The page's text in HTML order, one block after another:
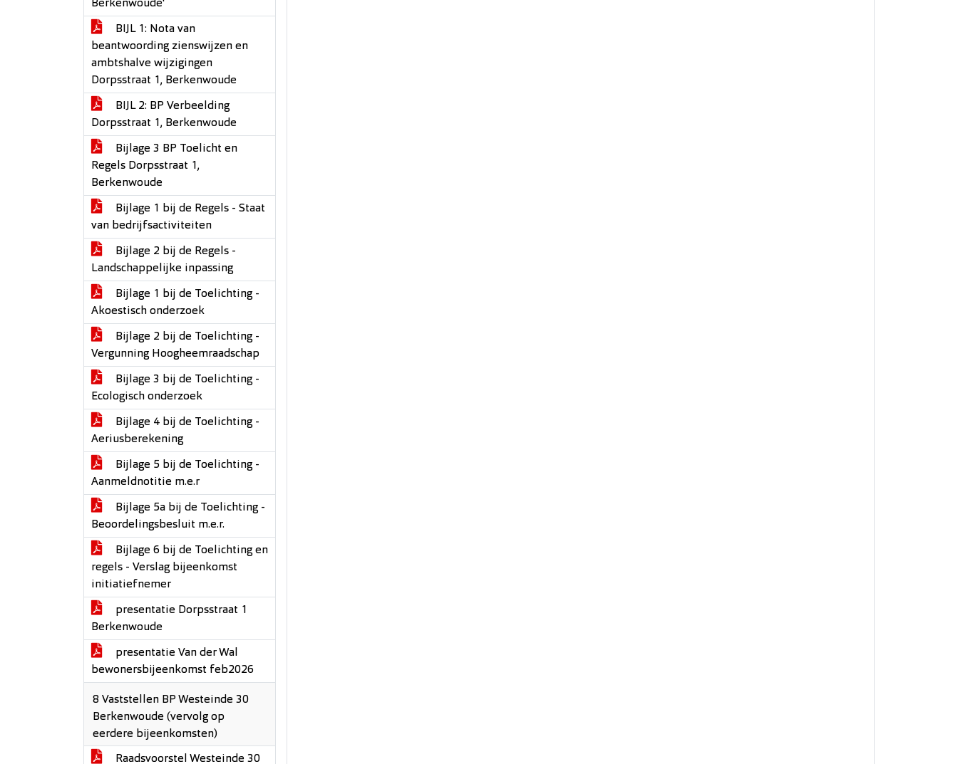
Berkenwoude'
BIJL 1: Nota van
beantwoording zienswijzen en
ambtshalve wijzigingen
Dorpsstraat 1, Berkenwoude
BIJL 2: BP Verbeelding
Dorpsstraat 1, Berkenwoude
Bijlage 3 BP Toelicht en
Regels Dorpsstraat 1,
Berkenwoude
Bijlage 1 bij de Regels - Staat
van bedrijfsactiviteiten
Bijlage 2 bij de Regels -
Landschappelijke inpassing
Bijlage 1 bij de Toelichting -
Akoestisch onderzoek
Bijlage 2 bij de Toelichting -
Vergunning Hoogheemraadschap
Bijlage 3 bij de Toelichting -
Ecologisch onderzoek
Bijlage 4 bij de Toelichting -
Aeriusberekening
Bijlage 5 bij de Toelichting -
Aanmeldnotitie m.e.r
Bijlage 5a bij de Toelichting -
Beoordelingsbesluit m.e.r.
Bijlage 6 bij de Toelichting en
regels - Verslag bijeenkomst
initiatiefnemer
presentatie Dorpsstraat 1
Berkenwoude
presentatie Van der Wal
bewonersbijeenkomst feb2026
8 Vaststellen BP Westeinde 30
Berkenwoude (vervolg op
eerdere bijeenkomsten)
Raadsvoorstel Westeinde 30